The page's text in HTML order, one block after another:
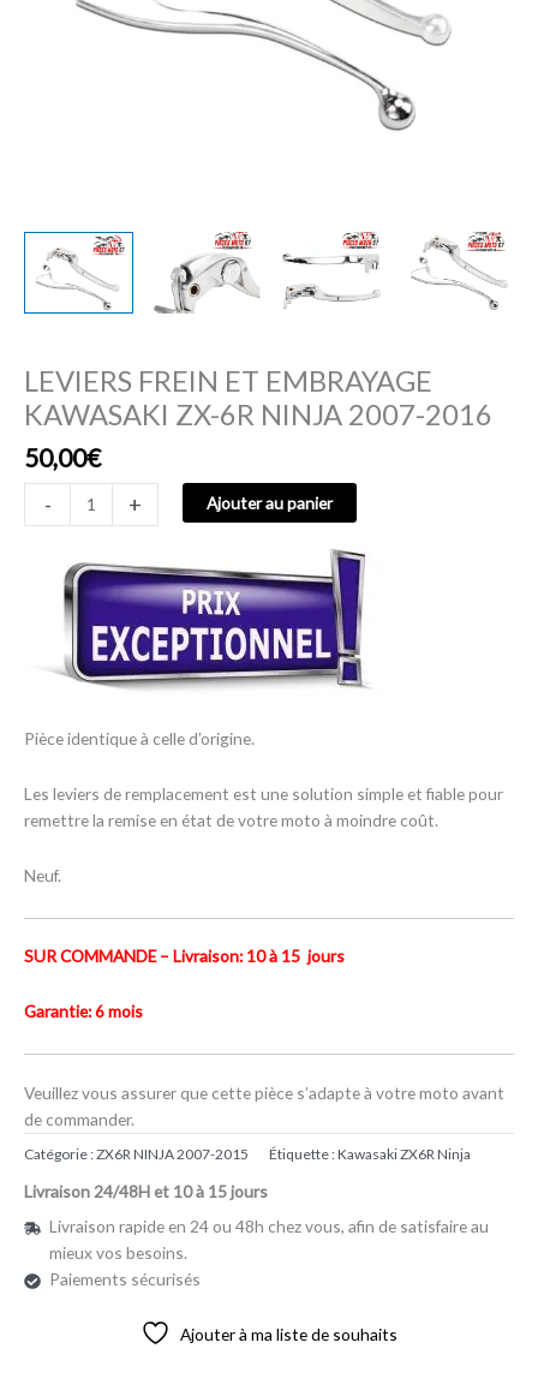
LEVIERS FREIN ET EMBRAYAGE
KAWASAKI ZX-6R NINJA 2007-2016
50,00€
- + Ajouter au panier
Pièce identique à celle d’origine.
Les leviers de remplacement est une solution simple et fiable pour
remettre la remise en état de votre moto à moindre coût.
Neuf.
SUR COMMANDE – Livraison: 10 à 15 jours
Garantie: 6 mois
Veuillez vous assurer que cette pièce s’adapte à votre moto avant
de commander.
Catégorie :ZX6R NINJA 2007-2015 Étiquette :Kawasaki ZX6R Ninja
Livraison 24/48H et 10 à 15 jours
Livraison rapide en 24 ou 48h chez vous, afin de satisfaire au
mieux vos besoins.
Paiements sécurisés
Ajouter à ma liste de souhaits